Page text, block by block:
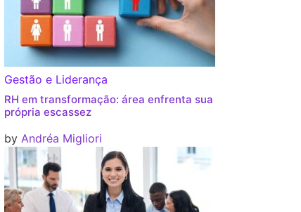
Gestão e Liderança
RH em transformação: área enfrenta sua
própria escassez
by Andréa Migliori